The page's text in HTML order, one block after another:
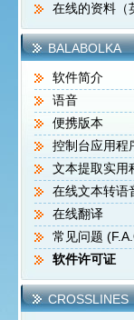
在线的资料（
BALABOLKA
软件简介
语音
便携版本
控制台应用程
文本提取实用
在线文本转语
在线翻译
常见问题
软件许可证
CROSSLINES